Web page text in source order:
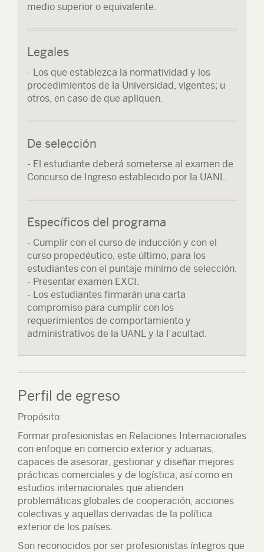
medio superior o equivalente.
Legales
- Los que establezca la normatividad y los
procedimientos de la Universidad, vigentes; u
otros, en caso de que apliquen.
De selección
- El estudiante deberá someterse al examen de
Concurso de Ingreso establecido por la UANL.
Específicos del programa
- Cumplir con el curso de inducción y con el
curso propedéutico, este último, para los
estudiantes con el puntaje mínimo de selección.
- Presentar examen EXCI.
- Los estudiantes firmarán una carta
compromiso para cumplir con los
requerimientos de comportamiento y
administrativos de la UANL y la Facultad.
Perfil de egreso
Propósito:
Formar profesionistas en Relaciones Internacionales
con enfoque en comercio exterior y aduanas,
capaces de asesorar, gestionar y diseñar mejores
prácticas comerciales y de logística, así como en
estudios internacionales que atienden
problemáticas globales de cooperación, acciones
colectivas y aquellas derivadas de la política
exterior de los países.
Son reconocidos por ser profesionistas íntegros que